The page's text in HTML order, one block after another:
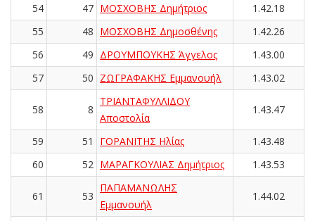
54
47 ΜΟΣΧΟΒΗΣ Δημήτριος
1.42.18
55
48 ΜΟΣΧΟΒΗΣ Δημοσθένης
1.42.26
56
49 ΔΡΟΥΜΠΟΥΚΗΣ Άγγελος
1.43.00
57
50 ΖΩΓΡΑΦΑΚΗΣ Εμμανουήλ 1.43.02
58 8
ΤΡΙΑΝΤΑΦΥΛΛΙΔΟΥ
Αποστολία
1.43.47
59 51 ΓΟΡΑΝΙΤΗΣ Ηλίας
1.43.48
60
52 ΜΑΡΑΓΚΟΥΛΙΑΣ Δημήτριος 1.43.53
61 53
ΠΑΠΑΜΑΝΩΛΗΣ
Εμμανουήλ
1.44.02